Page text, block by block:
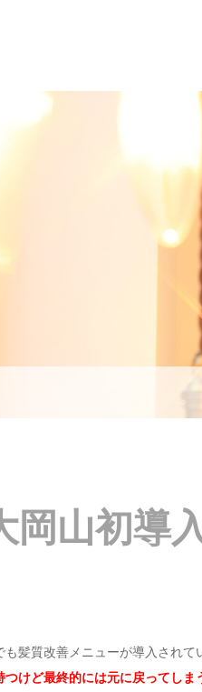
山初導
髪質改善メニューが導入されて
けど最終的には元に戻ってしま